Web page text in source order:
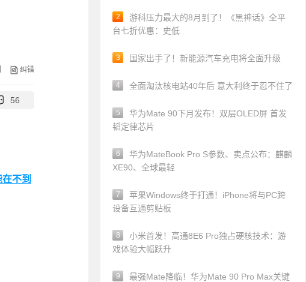
纠错
56
不到
2
游科压力最大的8月到了！《黑神话》全平
台七折优惠：史低
3 国家出手了！新能源汽车充电将全面升级
4 全面淘汰核电站40年后 意大利终于忍不住了
5
华为Mate 90下月发布！双层OLED屏 首发
韬定律芯片
6
华为MateBook Pro S参数、卖点公布：麒麟
XE90、全球最轻
7
苹果Windows终于打通！iPhone将与PC跨
设备互通剪贴板
8
小米首发！高通8E6 Pro独占硬核技术：游
戏体验大幅跃升
9
最强Mate降临！华为Mate 90 Pro Max关键